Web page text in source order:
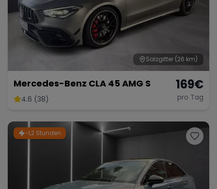
Salzgitter (26 km)
Mercedes-Benz CLA 45 AMG S
4.6 (38)
169€
pro Tag
~1,2 Stunden